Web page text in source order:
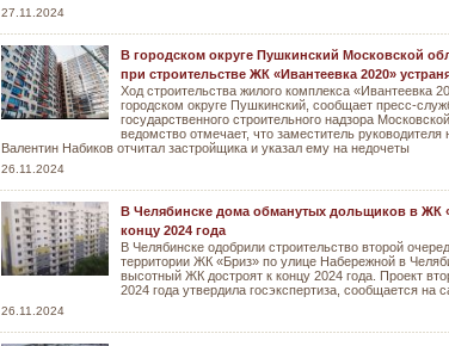
27.11.2024
В городском округе Пушкинский Московской
при строительстве ЖК «Ивантеевка 2020»
Ход строительства жилого комплекса «Ивантеевка
городском округе Пушкинский, сообщает пресс-
государственного строительного надзора
ведомство отмечает, что заместитель руководителя
Валентин Набиков отчитал застройщика и указал ему на недочеты
26.11.2024
В Челябинске дома обманутых дольщиков в ЖК
концу 2024 года
В Челябинске одобрили строительство второй
территории ЖК «Бриз» по улице Набережной в
высотный ЖК достроят к концу 2024 года. Проект
2024 года утвердила госэкспертиза, сообщается на
26.11.2024